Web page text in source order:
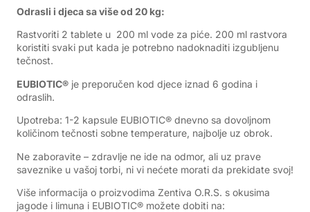
Odrasli i djeca sa više od 20 kg:
Rastvoriti 2 tablete u 200 ml vode za piće. 200 ml rastvora
koristiti svaki put kada je potrebno nadoknaditi izgubljenu
tečnost.
EUBIOTIC® je preporučen kod djece iznad 6 godina i
odraslih.
Upotreba: 1-2 kapsule EUBIOTIC® dnevno sa dovoljnom
količinom tečnosti sobne temperature, najbolje uz obrok.
Ne zaboravite – zdravlje ne ide na odmor, ali uz prave
saveznike u vašoj torbi, ni vi nećete morati da prekidate svoj!
Više informacija o proizvodima Zentiva O.R.S. s okusima
jagode i limuna i EUBIOTIC® možete dobiti na: